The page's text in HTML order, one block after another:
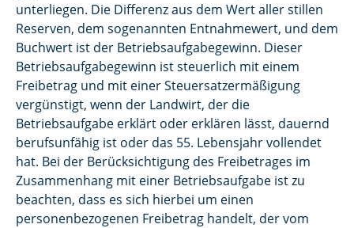
unterliegen. Die Differenz aus dem Wert aller stillen
Reserven, dem sogenannten Entnahmewert, und dem
Buchwert ist der Betriebsaufgabegewinn. Dieser
Betriebsaufgabegewinn ist steuerlich mit einem
Freibetrag und mit einer Steuersatzermäßigung
vergünstigt, wenn der Landwirt, der die
Betriebsaufgabe erklärt oder erklären lässt, dauernd
berufsunfähig ist oder das 55. Lebensjahr vollendet
hat. Bei der Berücksichtigung des Freibetrages im
Zusammenhang mit einer Betriebsaufgabe ist zu
beachten, dass es sich hierbei um einen
personenbezogenen Freibetrag handelt, der vom